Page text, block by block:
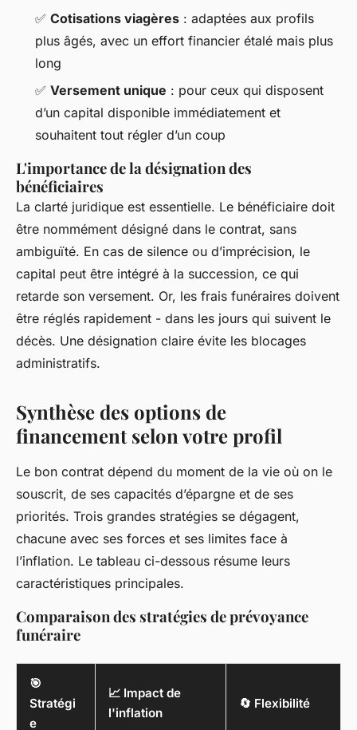
✅ Cotisations viagères : adaptées aux profils
plus âgés, avec un effort financier étalé mais plus
long
✅ Versement unique : pour ceux qui disposent
d’un capital disponible immédiatement et
souhaitent tout régler d’un coup
L'importance de la désignation des
bénéficiaires
La clarté juridique est essentielle. Le bénéficiaire doit
être nommément désigné dans le contrat, sans
ambiguïté. En cas de silence ou d’imprécision, le
capital peut être intégré à la succession, ce qui
retarde son versement. Or, les frais funéraires doivent
être réglés rapidement - dans les jours qui suivent le
décès. Une désignation claire évite les blocages
administratifs.
Synthèse des options de
financement selon votre profil
Le bon contrat dépend du moment de la vie où on le
souscrit, de ses capacités d’épargne et de ses
priorités. Trois grandes stratégies se dégagent,
chacune avec ses forces et ses limites face à
l’inflation. Le tableau ci-dessous résume leurs
caractéristiques principales.
Comparaison des stratégies de prévoyance
funéraire
🎯
Stratégi
e
📈 Impact de
l'inflation
🔄 Flexibilité